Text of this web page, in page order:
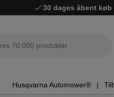
30 dages åbent køb
Husqvarna Automower®